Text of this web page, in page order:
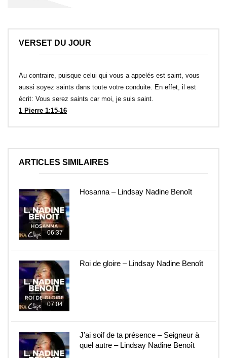
VERSET DU JOUR
Au contraire, puisque celui qui vous a appelés est saint, vous
aussi soyez saints dans toute votre conduite. En effet, il est
écrit: Vous serez saints car moi, je suis saint.
1 Pierre 1:15-16
ARTICLES SIMILAIRES
06:37
Hosanna – Lindsay Nadine Benoît
07:04
Roi de gloire – Lindsay Nadine Benoît
J’ai soif de ta présence – Seigneur à
quel autre – Lindsay Nadine Benoît